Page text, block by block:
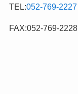
TEL:052-769-2227
FAX:052-769-2228